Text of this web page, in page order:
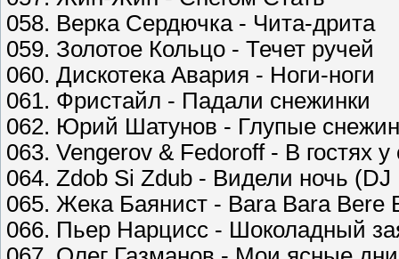
058. Верка Сердючка - Чита-дрита
059. Золотое Кольцо - Течет ручей
060. Дискотека Авария - Ноги-ноги
061. Фристайл - Падали снежинки
062. Юрий Шатунов - Глупые
063. Vengerov & Fedoroff - В гостях
064. Zdob Si Zdub - Видели ночь
065. Жека Баянист - Bara Bara Bere
066. Пьер Нарцисс - Шоколадный